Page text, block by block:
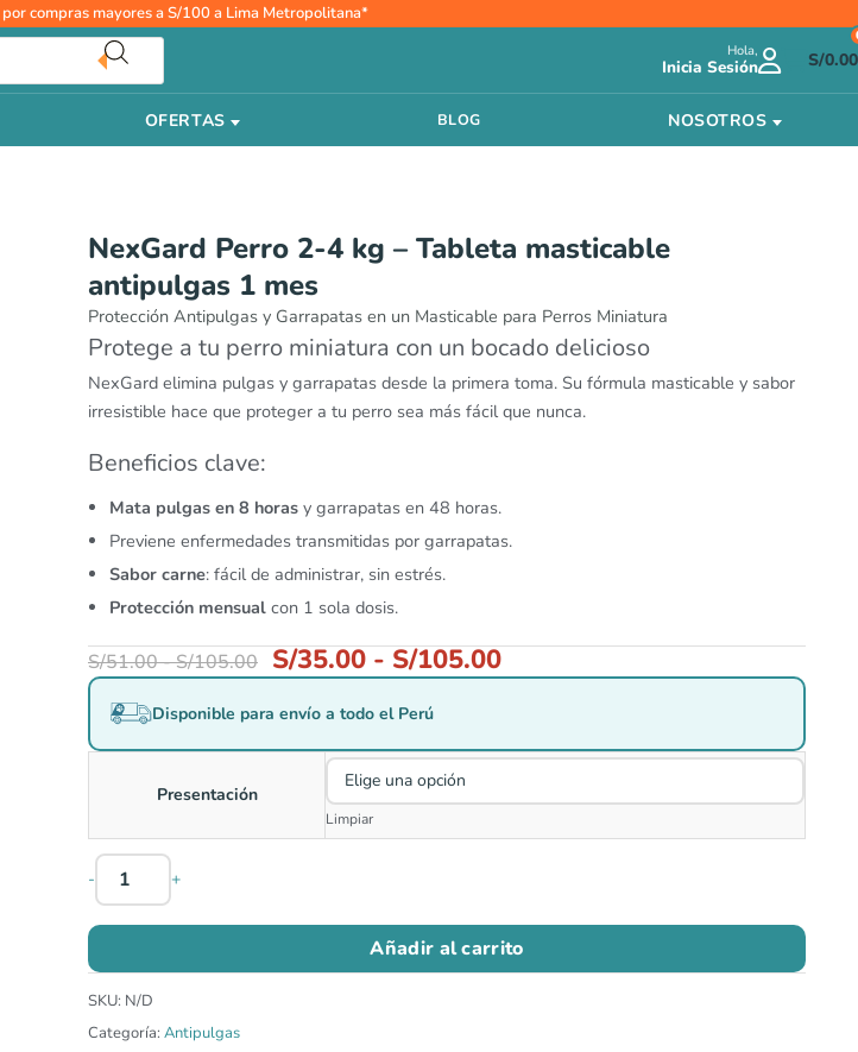
por compras mayores a S/100 a Lima Metropolitana*
Hola,
Inicia Sesión S/0.00
OFERTAS BLOG NOSOTROS
NexGard Perro 2-4 kg – Tableta masticable
antipulgas 1 mes
Protección Antipulgas y Garrapatas en un Masticable para Perros Miniatura
Protege a tu perro miniatura con un bocado delicioso
NexGard elimina pulgas y garrapatas desde la primera toma. Su fórmula masticable y sabor
irresistible hace que proteger a tu perro sea más fácil que nunca.
Beneficios clave:
Mata pulgas en 8 horas y garrapatas en 48 horas.
Previene enfermedades transmitidas por garrapatas.
Sabor carne: fácil de administrar, sin estrés.
Protección mensual con 1 sola dosis.
S/51.00-S/105.00 S/35.00 - S/105.00
Disponible para envío a todo el Perú
Presentación
Limpiar
-
NexGard
Perro
2-
4
–
antipulgas
1
mes
cantidad
+
Añadir al carrito
SKU: N/D
Categoría: Antipulgas